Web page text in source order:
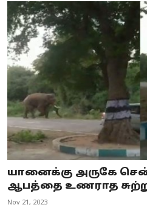
யானைக்கு அருகே
ஆபத்தை உணராத
Nov 21, 2023